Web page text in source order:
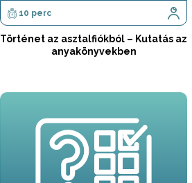
10 perc
Történet az asztalfiókból – Kutatás az
anyakönyvekben